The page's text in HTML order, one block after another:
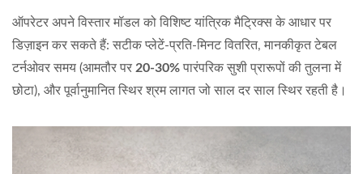
ऑपरेटर अपने विस्तार मॉडल को विशिष्ट यांत्रिक मैट्रिक्स के आधार पर
डिज़ाइन कर सकते हैं: सटीक प्लेटें-प्रति-मिनट वितरित, मानकीकृत टेबल
टर्नओवर समय (आमतौर पर 20-30% पारंपरिक सुशी प्रारूपों की तुलना में
छोटा), और पूर्वानुमानित स्थिर श्रम लागत जो साल दर साल स्थिर रहती है।